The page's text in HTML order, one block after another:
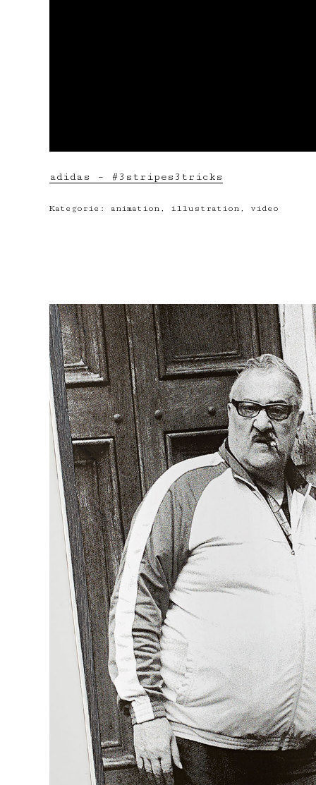
adidas – #3stripes3tricks
Kategorie: animation , illustration , video